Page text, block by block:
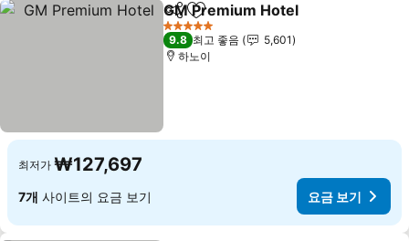
공유 즐겨찾기에 추가
GM Premium Hotel
5 성급
9.8 최고 좋음
5,601
하노이
최저가 ₩127,697
7개 사이트의 요금 보기 요금 보기